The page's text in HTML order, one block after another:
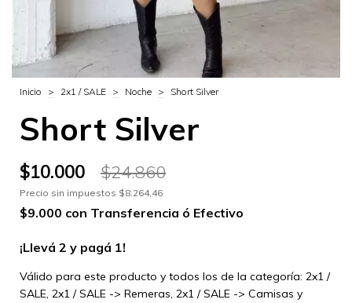
Inicio > 2x1 / SALE > Noche > Short Silver
Short Silver
$10.000 $24.860
Precio sin impuestos $8.264,46
$9.000 con Transferencia ó Efectivo
¡Llevá 2 y pagá 1!
Válido para este producto y todos los de la categoría: 2x1 /
SALE, 2x1 / SALE -> Remeras, 2x1 / SALE -> Camisas y